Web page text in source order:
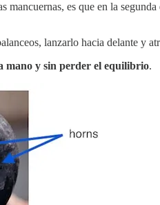
es que en la
lanzarlo hacia delante y
mano y sin perder el equilibrio.